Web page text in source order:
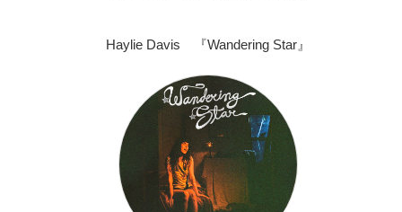
Haylie Davis 『Wandering Star』